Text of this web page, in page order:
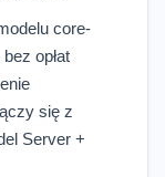
core-
opłat
się z
Server +